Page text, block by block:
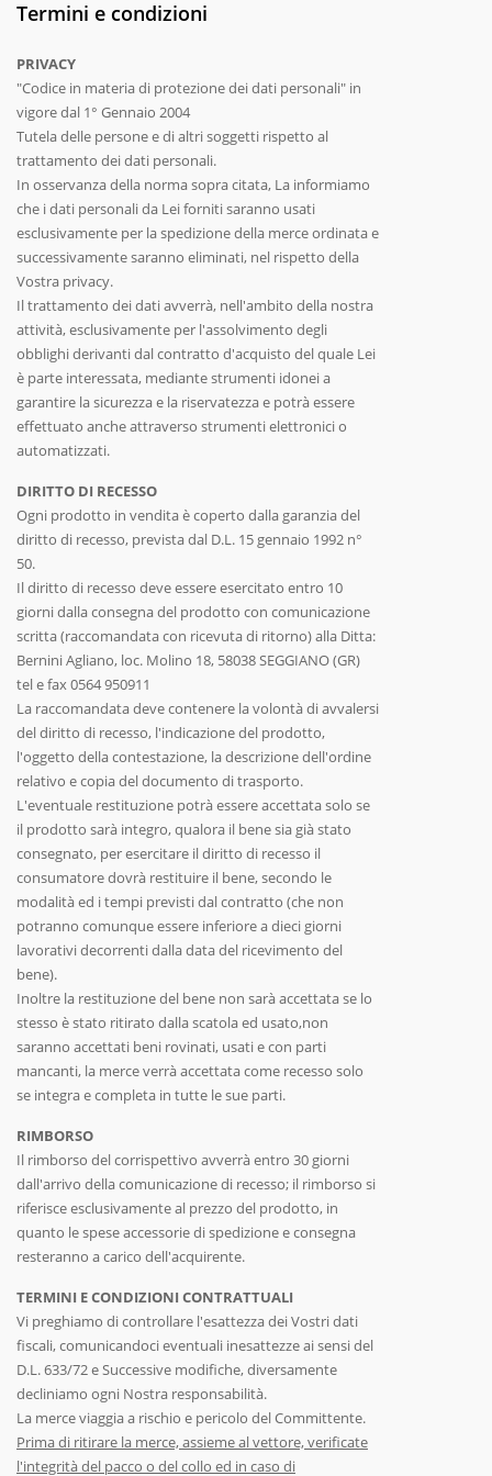
Termini e condizioni
PRIVACY
"Codice in materia di protezione dei dati personali" in
vigore dal 1° Gennaio 2004
Tutela delle persone e di altri soggetti rispetto al
trattamento dei dati personali.
In osservanza della norma sopra citata, La informiamo
che i dati personali da Lei forniti saranno usati
esclusivamente per la spedizione della merce ordinata e
successivamente saranno eliminati, nel rispetto della
Vostra privacy.
Il trattamento dei dati avverrà, nell'ambito della nostra
attività, esclusivamente per l'assolvimento degli
obblighi derivanti dal contratto d'acquisto del quale Lei
è parte interessata, mediante strumenti idonei a
garantire la sicurezza e la riservatezza e potrà essere
effettuato anche attraverso strumenti elettronici o
automatizzati.
DIRITTO DI RECESSO
Ogni prodotto in vendita è coperto dalla garanzia del
diritto di recesso, prevista dal D.L. 15 gennaio 1992 n°
50.
Il diritto di recesso deve essere esercitato entro 10
giorni dalla consegna del prodotto con comunicazione
scritta (raccomandata con ricevuta di ritorno) alla Ditta:
Bernini Agliano, loc. Molino 18, 58038 SEGGIANO (GR)
tel e fax 0564 950911
La raccomandata deve contenere la volontà di avvalersi
del diritto di recesso, l'indicazione del prodotto,
l'oggetto della contestazione, la descrizione dell'ordine
relativo e copia del documento di trasporto.
L'eventuale restituzione potrà essere accettata solo se
il prodotto sarà integro, qualora il bene sia già stato
consegnato, per esercitare il diritto di recesso il
consumatore dovrà restituire il bene, secondo le
modalità ed i tempi previsti dal contratto (che non
potranno comunque essere inferiore a dieci giorni
lavorativi decorrenti dalla data del ricevimento del
bene).
Inoltre la restituzione del bene non sarà accettata se lo
stesso è stato ritirato dalla scatola ed usato,non
saranno accettati beni rovinati, usati e con parti
mancanti, la merce verrà accettata come recesso solo
se integra e completa in tutte le sue parti.
RIMBORSO
Il rimborso del corrispettivo avverrà entro 30 giorni
dall'arrivo della comunicazione di recesso; il rimborso si
riferisce esclusivamente al prezzo del prodotto, in
quanto le spese accessorie di spedizione e consegna
resteranno a carico dell'acquirente.
TERMINI E CONDIZIONI CONTRATTUALI
Vi preghiamo di controllare l'esattezza dei Vostri dati
fiscali, comunicandoci eventuali inesattezze ai sensi del
D.L. 633/72 e Successive modifiche, diversamente
decliniamo ogni Nostra responsabilità.
La merce viaggia a rischio e pericolo del Committente.
Prima di ritirare la merce, assieme al vettore, verificate
l'integrità del pacco o del collo ed in caso di